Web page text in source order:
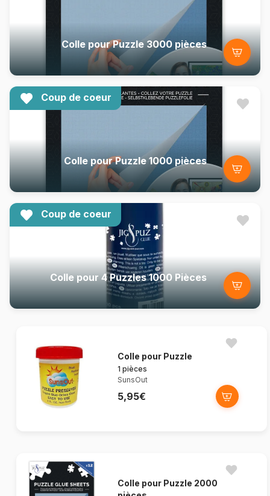
Colle pour Puzzle 3000 pièces
Coup de coeur
Colle pour Puzzle 1000 pièces
Coup de coeur
Colle pour 4 Puzzles 1000 Pièces
Colle pour Puzzle
1 pièces
SunsOut
5,95€
Colle pour Puzzle 2000